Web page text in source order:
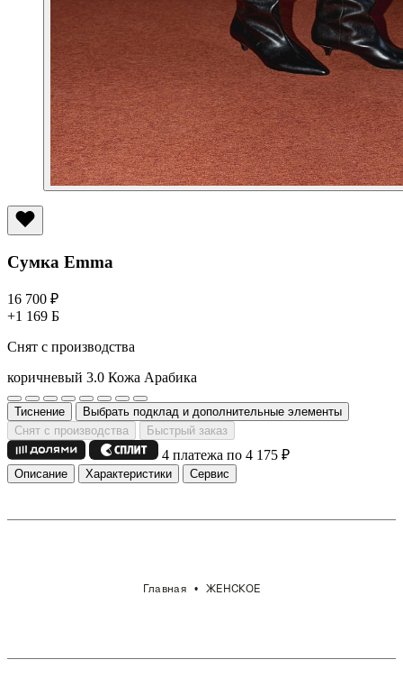
Сумка Emma
16 700 ₽
+1 169 Б
Снят с производства
коричневый 3.0 Кожа Арабика
Тиснение
Выбрать подклад и дополнительные элементы
Снят с производства
Быстрый заказ
4 платежа по 4 175 ₽
Описание Характеристики Сервис
Главная ЖЕНСКОЕ